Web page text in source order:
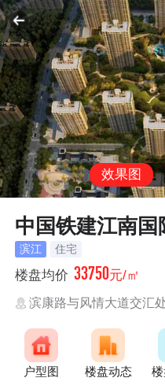
效果图
中国铁建江南国
滨江 住宅
楼盘均价 33750元/㎡
滨康路与风情大道交汇
户型图 楼盘动态